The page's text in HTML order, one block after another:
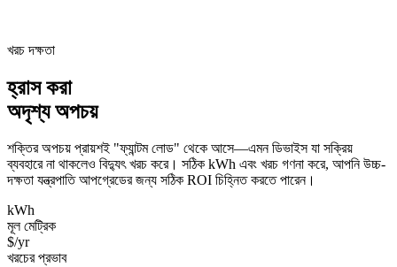
খরচ দক্ষতা
হ্রাস করা
অদৃশ্য অপচয়
শক্তির অপচয় প্রায়শই "ফ্যান্টম লোড" থেকে আসে—এমন ডিভাইস যা সক্রিয়
ব্যবহারে না থাকলেও বিদ্যুৎ খরচ করে। সঠিক kWh এবং খরচ গণনা করে, আপনি উচ্চ-
দক্ষতা যন্ত্রপাতি আপগ্রেডের জন্য সঠিক ROI চিহ্নিত করতে পারেন।
kWh
মূল মেট্রিক
$/yr
খরচের প্রভাব